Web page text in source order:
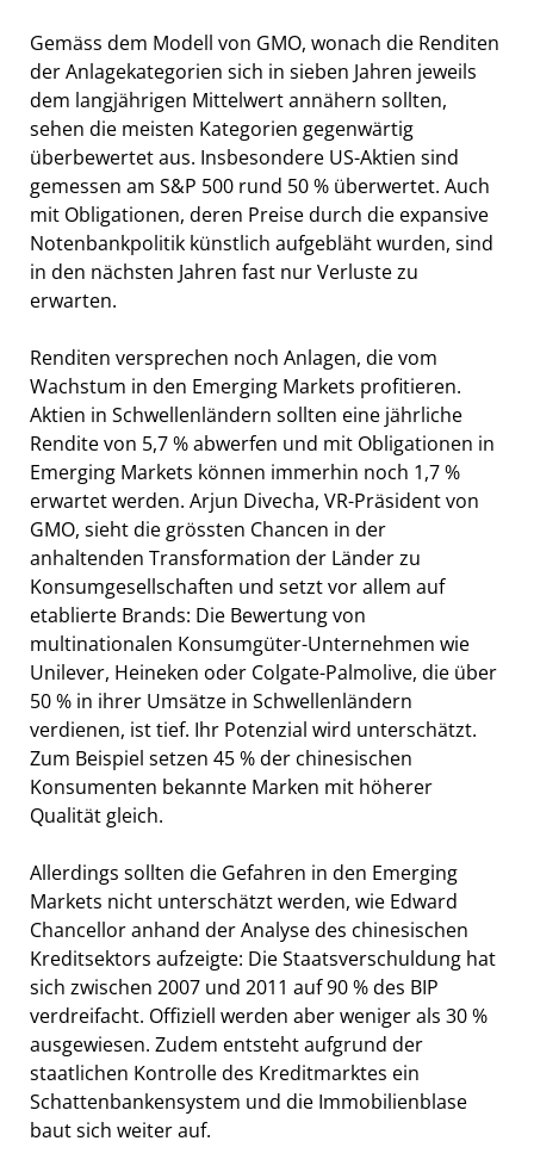
Gemäss dem Modell von GMO, wonach die Renditen
der Anlagekategorien sich in sieben Jahren jeweils
dem langjährigen Mittelwert annähern sollten,
sehen die meisten Kategorien gegenwärtig
überbewertet aus. Insbesondere US-Aktien sind
gemessen am S&P 500 rund 50 % überwertet. Auch
mit Obligationen, deren Preise durch die expansive
Notenbankpolitik künstlich aufgebläht wurden, sind
in den nächsten Jahren fast nur Verluste zu
erwarten.
Renditen versprechen noch Anlagen, die vom
Wachstum in den Emerging Markets profitieren.
Aktien in Schwellenländern sollten eine jährliche
Rendite von 5,7 % abwerfen und mit Obligationen in
Emerging Markets können immerhin noch 1,7 %
erwartet werden. Arjun Divecha, VR-Präsident von
GMO, sieht die grössten Chancen in der
anhaltenden Transformation der Länder zu
Konsumgesellschaften und setzt vor allem auf
etablierte Brands: Die Bewertung von
multinationalen Konsumgüter-Unternehmen wie
Unilever, Heineken oder Colgate-Palmolive, die über
50 % in ihrer Umsätze in Schwellenländern
verdienen, ist tief. Ihr Potenzial wird unterschätzt.
Zum Beispiel setzen 45 % der chinesischen
Konsumenten bekannte Marken mit höherer
Qualität gleich.
Allerdings sollten die Gefahren in den Emerging
Markets nicht unterschätzt werden, wie Edward
Chancellor anhand der Analyse des chinesischen
Kreditsektors aufzeigte: Die Staatsverschuldung hat
sich zwischen 2007 und 2011 auf 90 % des BIP
verdreifacht. Offiziell werden aber weniger als 30 %
ausgewiesen. Zudem entsteht aufgrund der
staatlichen Kontrolle des Kreditmarktes ein
Schattenbankensystem und die Immobilienblase
baut sich weiter auf.